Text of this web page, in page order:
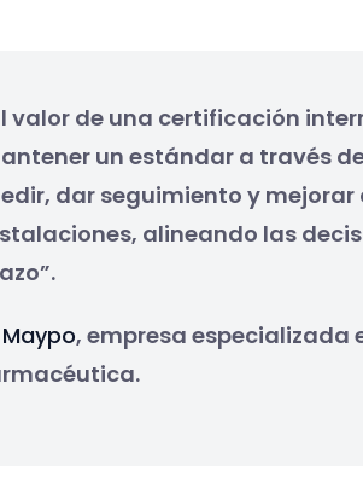
valor de una certificación
un estándar a través
dar seguimiento y
alineando las
Maypo, empresa